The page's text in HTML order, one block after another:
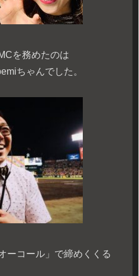
を務めたのは
ちゃんでした。
ーコール」で締めくくる